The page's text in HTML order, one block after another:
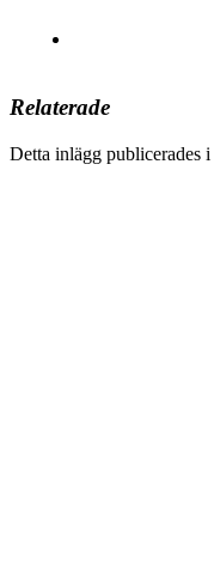
Relaterade
Detta inlägg publicerades i